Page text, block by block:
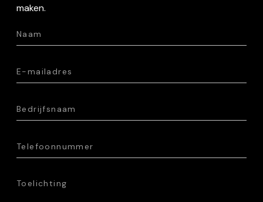
maken.